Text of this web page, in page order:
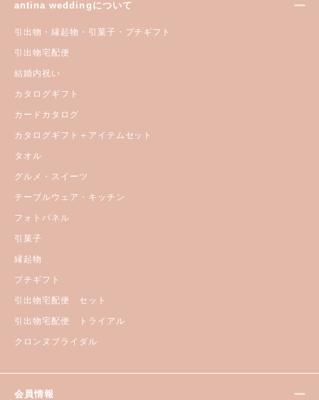
antina weddingについて
引出物・縁起物・引菓子・プチギフト
引出物宅配便
結婚内祝い
カタログギフト
カードカタログ
カタログギフト＋アイテムセット
タオル
グルメ・スイーツ
テーブルウェア・キッチン
フォトパネル
引菓子
縁起物
プチギフト
引出物宅配便 セット
引出物宅配便 トライアル
クロンヌブライダル
会員情報